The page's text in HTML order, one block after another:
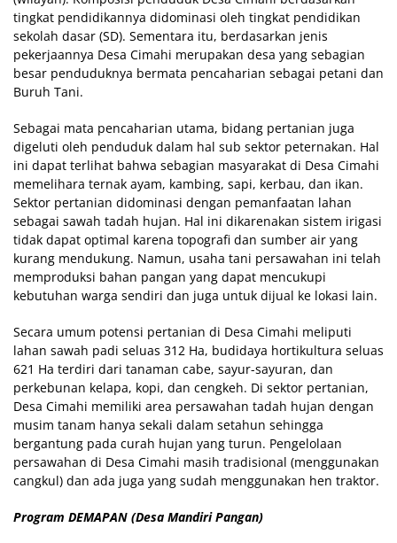
tingkat pendidikannya didominasi oleh tingkat pendidikan
sekolah dasar (SD). Sementara itu, berdasarkan jenis
pekerjaannya Desa Cimahi merupakan desa yang sebagian
besar penduduknya bermata pencaharian sebagai petani dan
Buruh Tani.
Sebagai mata pencaharian utama, bidang pertanian juga
digeluti oleh penduduk dalam hal sub sektor peternakan. Hal
ini dapat terlihat bahwa sebagian masyarakat di Desa Cimahi
memelihara ternak ayam, kambing, sapi, kerbau, dan ikan.
Sektor pertanian didominasi dengan pemanfaatan lahan
sebagai sawah tadah hujan. Hal ini dikarenakan sistem irigasi
tidak dapat optimal karena topografi dan sumber air yang
kurang mendukung. Namun, usaha tani persawahan ini telah
memproduksi bahan pangan yang dapat mencukupi
kebutuhan warga sendiri dan juga untuk dijual ke lokasi lain.
Secara umum potensi pertanian di Desa Cimahi meliputi
lahan sawah padi seluas 312 Ha, budidaya hortikultura seluas
621 Ha terdiri dari tanaman cabe, sayur-sayuran, dan
perkebunan kelapa, kopi, dan cengkeh. Di sektor pertanian,
Desa Cimahi memiliki area persawahan tadah hujan dengan
musim tanam hanya sekali dalam setahun sehingga
bergantung pada curah hujan yang turun. Pengelolaan
persawahan di Desa Cimahi masih tradisional (menggunakan
cangkul) dan ada juga yang sudah menggunakan hen traktor.
Program DEMAPAN (Desa Mandiri Pangan)